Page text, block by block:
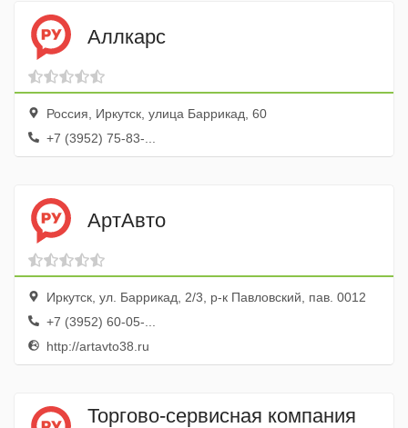
Аллкарс
Россия, Иркутск, улица Баррикад, 60
+7 (3952) 75-83-...
АртАвто
Иркутск, ул. Баррикад, 2/3, р-к Павловский, пав. 0012
+7 (3952) 60-05-...
http://artavto38.ru
Торгово-сервисная компания